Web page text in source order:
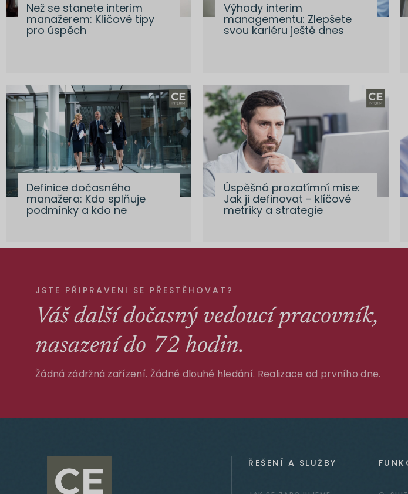
Než se stanete interim
manažerem: Klíčové tipy
pro úspěch
Výhody interim
managementu: Zlepšete
svou kariéru ještě dnes
Definice dočasného
manažera: Kdo splňuje
podmínky a kdo ne
Úspěšná prozatímní mise:
Jak ji definovat - klíčové
metriky a strategie
JSTE PŘIPRAVENI SE PŘESTĚHOVAT?
Váš další dočasný vedoucí pracovník,
nasazení do 72 hodin.
Žádná zádržná zařízení. Žádné dlouhé hledání. Realizace od prvního dne.
ŘEŠENÍ A SLUŽBY